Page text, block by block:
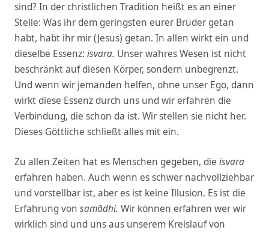
sind? In der christlichen Tradition heißt es an einer
Stelle: Was ihr dem geringsten eurer Brüder getan
habt, habt ihr mir (Jesus) getan. In allen wirkt ein und
dieselbe Essenz: isvara. Unser wahres Wesen ist nicht
beschränkt auf diesen Körper, sondern unbegrenzt.
Und wenn wir jemanden helfen, ohne unser Ego, dann
wirkt diese Essenz durch uns und wir erfahren die
Verbindung, die schon da ist. Wir stellen sie nicht her.
Dieses Göttliche schließt alles mit ein.
Zu allen Zeiten hat es Menschen gegeben, die isvara
erfahren haben. Auch wenn es schwer nachvollziehbar
und vorstellbar ist, aber es ist keine Illusion. Es ist die
Erfahrung von samādhi. Wir können erfahren wer wir
wirklich sind und uns aus unserem Kreislauf von